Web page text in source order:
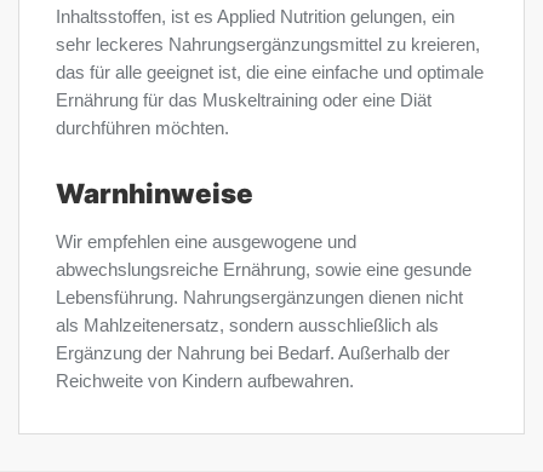
Inhaltsstoffen, ist es Applied Nutrition gelungen, ein
sehr leckeres Nahrungsergänzungsmittel zu kreieren,
das für alle geeignet ist, die eine einfache und optimale
Ernährung für das Muskeltraining oder eine Diät
durchführen möchten.
Warnhinweise
Wir empfehlen eine ausgewogene und
abwechslungsreiche Ernährung, sowie eine gesunde
Lebensführung. Nahrungsergänzungen dienen nicht
als Mahlzeitenersatz, sondern ausschließlich als
Ergänzung der Nahrung bei Bedarf. Außerhalb der
Reichweite von Kindern aufbewahren.